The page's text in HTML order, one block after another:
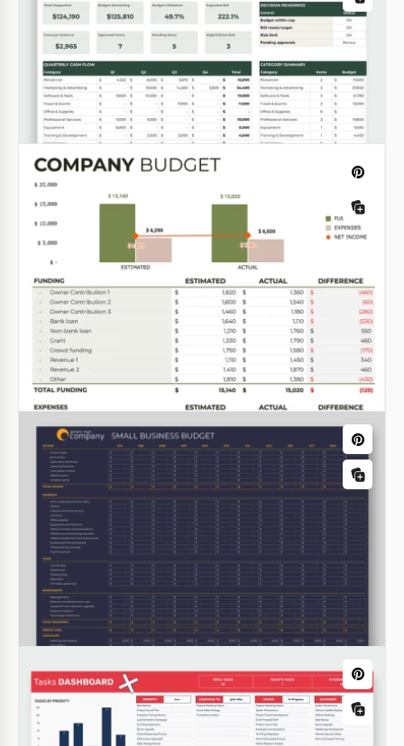
Google Sheets
Vous souhaitez augmenter la notoriété de la marque
de votre entreprise l'année prochaine? Vous
recherchez des stratégies de génération de leads?
Google Sheets
Budget marketing mensuel
Assurez-vous que votre budget marketing est sous
une forte régulation. Utilisez notre Modèle de